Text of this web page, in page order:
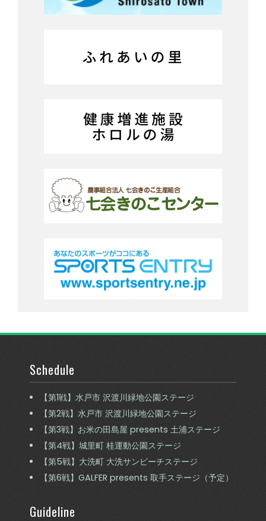
Schedule
【第1戦】水戸市 沢渡川緑地公園ステージ
【第2戦】水戸市 沢渡川緑地公園ステージ
【第3戦】お米の田島屋 presents 土浦ステージ
【第4戦】城里町 桂運動公園ステージ
【第5戦】大洗町 大洗サンビーチステージ
【第6戦】GALFER presents 取手ステージ（予定）
Guideline